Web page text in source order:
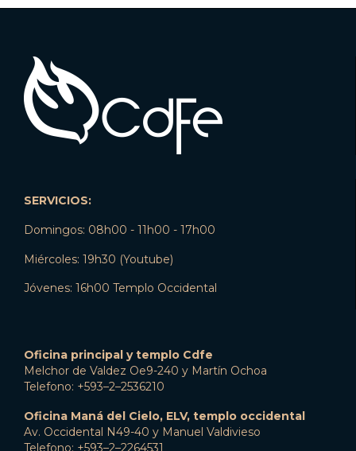
SERVICIOS:
Domingos: 08h00 - 11h00 - 17h00
Miércoles: 19h30 (Youtube)
Jóvenes: 16h00 Templo Occidental
Oficina principal y templo Cdfe
Melchor de Valdez Oe9-240 y Martín Ochoa
Telefono: +593–2–2536210
Oficina Maná del Cielo, ELV, templo occidental
Av. Occidental N49-40 y Manuel Valdivieso
Telefono: +593–2–2264531